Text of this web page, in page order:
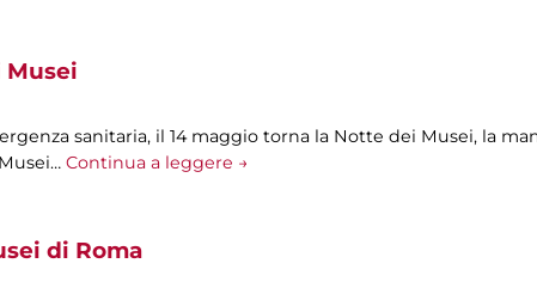
Musei
sanitaria, il 14 maggio torna la Notte dei Musei, la
Continua a leggere →
di Roma